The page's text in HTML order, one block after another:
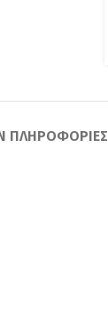
ΠΛΗΡΟΦΟΡΊΕΣ